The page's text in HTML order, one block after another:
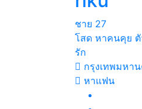
ชาย 27
โสด หาคนคุย ตั
รัก
กรุงเทพมหา
หาแฟน